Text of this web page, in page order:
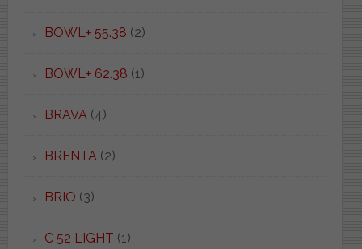
BOWL+ 55.38 (2)
BOWL+ 62.38 (1)
BRAVA(4)
BRENTA(2)
BRIO (3)
C 52 LIGHT (1)